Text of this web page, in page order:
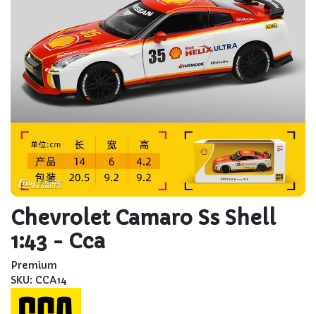
Chevrolet Camaro Ss Shell
1:43 - Cca
Premium
SKU: CCA14